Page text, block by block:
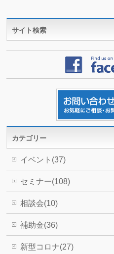
サイト検索
カテゴリー
イベント(37)
セミナー(108)
相談会(10)
補助金(36)
新型コロナ(27)